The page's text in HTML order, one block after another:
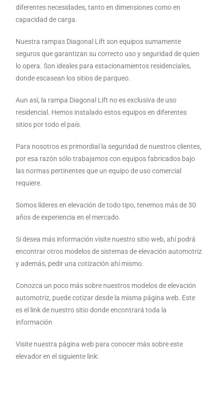
diferentes necesidades, tanto en dimensiones como en
capacidad de carga.
Nuestra rampas Diagonal Lift son equipos sumamente
seguros que garantizan su correcto uso y seguridad de quien
lo opera. Son ideales para estacionamientos residenciales,
donde escasean los sitios de parqueo.
Aun así, la rampa Diagonal Lift no es exclusiva de uso
residencial. Hemos instalado estos equipos en diferentes
sitios por todo el país.
Para nosotros es primordial la seguridad de nuestros clientes,
por esa razón sólo trabajamos con equipos fabricados bajo
las normas pertinentes que un equipo de uso comercial
requiere.
Somos líderes en elevación de todo tipo, tenemos más de 30
años de experiencia en el mercado.
Si desea más información visite nuestro sitio web, ahí podrá
encontrar otros modelos de sistemas de elevación automotriz
y además, pedir una cotización ahí mismo.
Conozca un poco más sobre nuestros modelos de elevación
automotriz, puede cotizar desde la misma página web. Este
es el link de nuestro sitio donde encontrará toda la
información
Visite nuestra página web para conocer más sobre este
elevador en el siguiente link: